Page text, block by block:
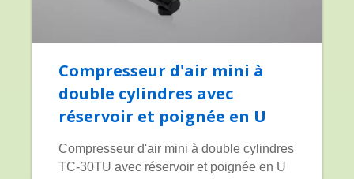
Compresseur d'air mini à
double cylindres avec
réservoir et poignée en U
Compresseur d'air mini à double cylindres
TC-30TU avec réservoir et poignée en U